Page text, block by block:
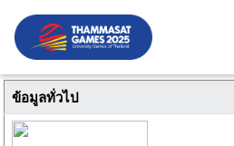
ข้อมูลทั่วไป